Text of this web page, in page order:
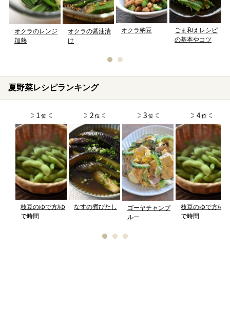
オクラのレンジ
加熱
オクラの醤油漬
け
オクラ納豆
ごま和えレシピ
の基本やコツ
夏野菜レシピランキング
枝豆のゆで方/ゆ
で時間
なすの煮びたし
ゴーヤチャンプ
ルー
枝豆のゆで方/ゆ
で時間